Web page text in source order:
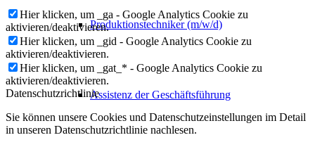
Produktionstechniker (m/w/d)
Assistenz der Geschäftsführung
Hier klicken, um _ga - Google Analytics Cookie zu
aktivieren/deaktivieren.
Hier klicken, um _gid - Google Analytics Cookie zu
aktivieren/deaktivieren.
Hier klicken, um _gat_* - Google Analytics Cookie zu
aktivieren/deaktivieren.
Datenschutzrichtlinie
Sie können unsere Cookies und Datenschutzeinstellungen im Detail
in unseren Datenschutzrichtlinie nachlesen.